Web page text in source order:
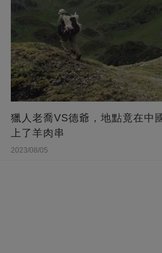
獵人老喬VS德爺，地點竟在中
上了羊肉串
2023/08/05